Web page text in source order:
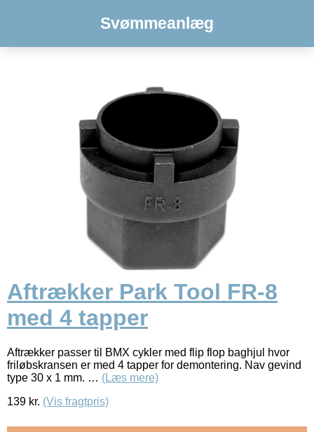
Svømmeanlæg
Aftrækker Park Tool FR-8
med 4 tapper
Aftrækker passer til BMX cykler med flip flop baghjul hvor
friløbskransen er med 4 tapper for demontering. Nav gevind
type 30 x 1 mm. … (Læs mere)
139 kr. (Vis fragtpris)